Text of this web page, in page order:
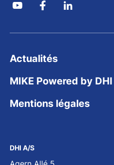
Actualités
MIKE Powered by DHI
Mentions légales
DHI A/S